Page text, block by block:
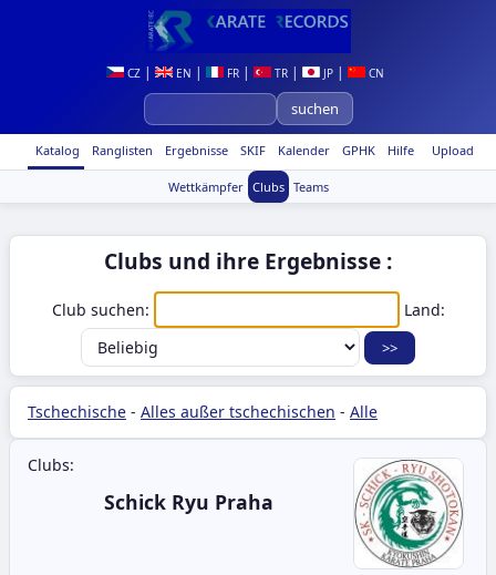
CZ| EN | FR| TR| JP| CN
Upload
Katalog Ranglisten Ergebnisse SKIF Kalender GPHK Hilfe
Wettkämpfer Clubs Teams
Clubs und ihre Ergebnisse :
Club suchen: Land:
Tschechische - Alles außer tschechischen - Alle
Clubs:
Schick Ryu Praha